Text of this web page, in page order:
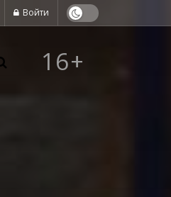
Войти
16+